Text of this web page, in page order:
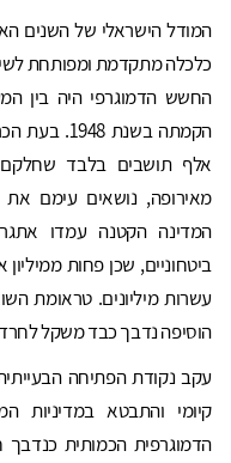
המודל הישראלי של השנים
כלכלה מתקדמת ומפותחת
החשש הדמוגרפי היה בין
אלף תושבים בלבד
מאירופה, נושאים עימם את
המדינה הקטנה עמדו
ביטחוניים, שכן פחות
עשרות מיליונים. טראומת
הוסיפה נדבך כבד משקל
עקב נקודת הפתיחה
קיומי והתבטא במדיניות
הדמוגרפית הכמותית כנדבך